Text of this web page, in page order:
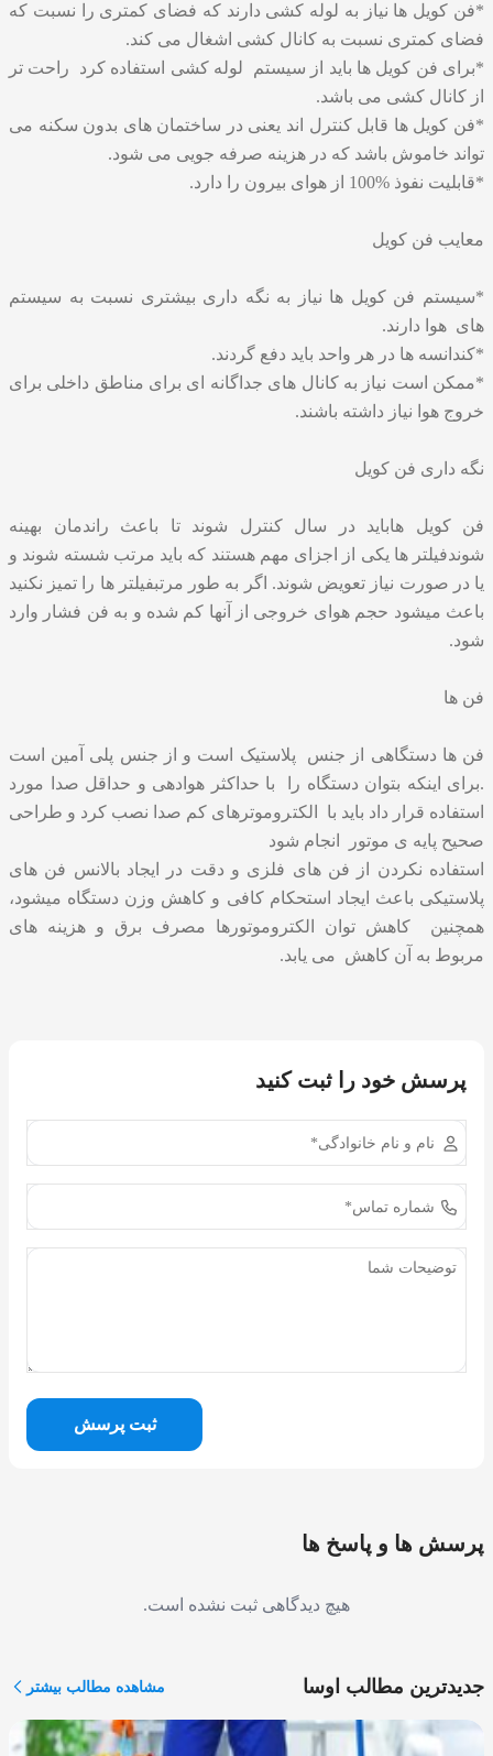
*فن کویل ها نیاز به لوله کشی دارند که فضای کمتری را نسبت که
فضای کمتری نسبت به کانال کشی اشغال می کند.
*برای فن کویل ها باید از سیستم لوله کشی استفاده کرد راحت تر
از کانال کشی می باشد.
*فن کویل ها قابل کنترل اند یعنی در ساختمان های بدون سکنه می
تواند خاموش باشد که در هزینه صرفه جویی می شود.
*قابلیت نفوذ %100 از هوای بیرون را دارد.
معایب فن کویل
*سیستم فن کویل ها نیاز به نگه داری بیشتری نسبت به سیستم
های هوا دارند.
*کندانسه ها در هر واحد باید دفع گردند.
*ممکن است نیاز به کانال های جداگانه ای برای مناطق داخلی برای
خروج هوا نیاز داشته باشند.
نگه داری فن کویل
فن کویل هاباید در سال کنترل شوند تا باعث راندمان بهینه
شوندفیلتر ها یکی از اجزای مهم هستند که باید مرتب شسته شوند و
یا در صورت نیاز تعویض شوند. اگر به طور مرتبفیلتر ها را تمیز نکنید
باعث میشود حجم هوای خروجی از آنها کم شده و به فن فشار وارد
شود.
فن ها
فن ها دستگاهی از جنس پلاستیک است و از جنس پلی آمین است
.برای اینکه بتوان دستگاه را با حداکثر هوادهی و حداقل صدا مورد
استفاده قرار داد باید با الکتروموترهای کم صدا نصب کرد و طراحی
صحیح پایه ی موتور انجام شود
استفاده نکردن از فن های فلزی و دقت در ایجاد بالانس فن های
پلاستیکی باعث ایجاد استحکام کافی و کاهش وزن دستگاه میشود،
همچنین کاهش توان الکتروموتورها مصرف برق و هزینه های
مربوط به آن کاهش می یابد.
پرسش خود را ثبت کنید
ثبت پرسش
پرسش ها و پاسخ ها
هیچ دیدگاهی ثبت نشده است.
جدیدترین مطالب اوسا مشاهده مطالب بیشتر